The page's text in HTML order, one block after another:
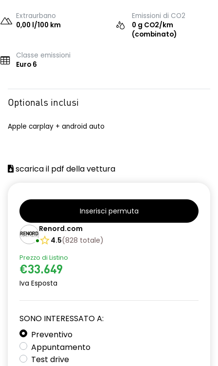
Extraurbano
0,00 l/100 km
Emissioni di CO2
0 g CO2/km
(combinato)
Classe emissioni
Euro 6
Optionals inclusi
Apple carplay + android auto
scarica il pdf della vettura
Inserisci permuta
Renord.com
4.5(828 totale)
Prezzo di Listino
€33.649
Iva Esposta
SONO INTERESSATO A:
Preventivo
Appuntamento
Test drive